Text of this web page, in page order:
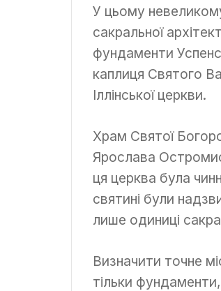
У цьому
сакральної
фундаменти
каплиця Святого
Іллінської церкви.
Храм Святої
Ярослава
ця церква була
святині були
лише одиниці
Визначити точне
тільки